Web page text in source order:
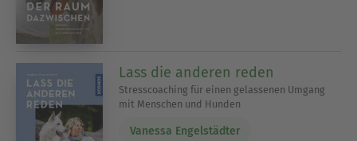
Lass die anderen reden
Stresscoaching für einen gelassenen Umgang
mit Menschen und Hunden
Vanessa Engelstädter